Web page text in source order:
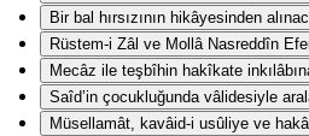
Bir bal hırsızının hikâyesinden
Rüstem-i Zâl ve Mollâ Nasreddîn
Mecâz ile teşbîhin hakîkate
Saîd’in çocukluğunda vâlidesiyle
Müsellamât, kavâid-i usûliye ve